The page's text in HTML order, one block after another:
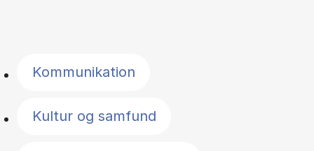
Kommunikation
Kultur og samfund